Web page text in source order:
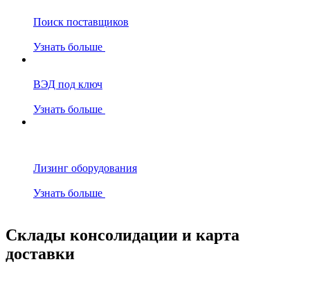
Поиск поставщиков
Узнать больше
ВЭД под ключ
Узнать больше
Лизинг оборудования
Узнать больше
Склады консолидации и карта
доставки